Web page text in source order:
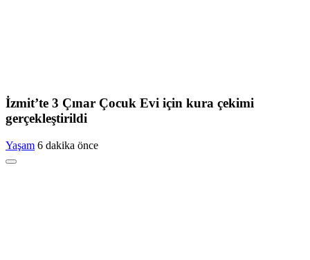
İzmit’te 3 Çınar Çocuk Evi için kura çekimi
gerçekleştirildi
Yaşam 6 dakika önce